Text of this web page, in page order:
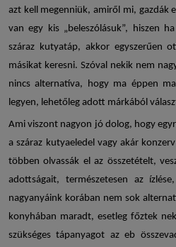
azt kell megenniük, amiről mi, gazdák
van egy kis „beleszólásuk”, hiszen
száraz kutyatáp, akkor egyszerűen
másikat keresni. Szóval nekik nem
nincs alternatíva, hogy ma éppen
legyen, lehetőleg adott márkából
Ami viszont nagyon jó dolog, hogy
aszáraz kutyaeledel vagy akár
többen olvassák el az összetételt,
adottságait, természetesen az
nagyanyáink korában nem sok
konyhában maradt, esetleg főztek
szükséges tápanyagot az eb